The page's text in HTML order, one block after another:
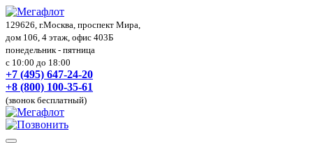
129626, г.Москва, проспект Мира,
дом 106, 4 этаж, офис 403Б
понедельник - пятница
с 10:00 до 18:00
+7 (495) 647-24-20
+8 (800) 100-35-61
(звонок бесплатный)